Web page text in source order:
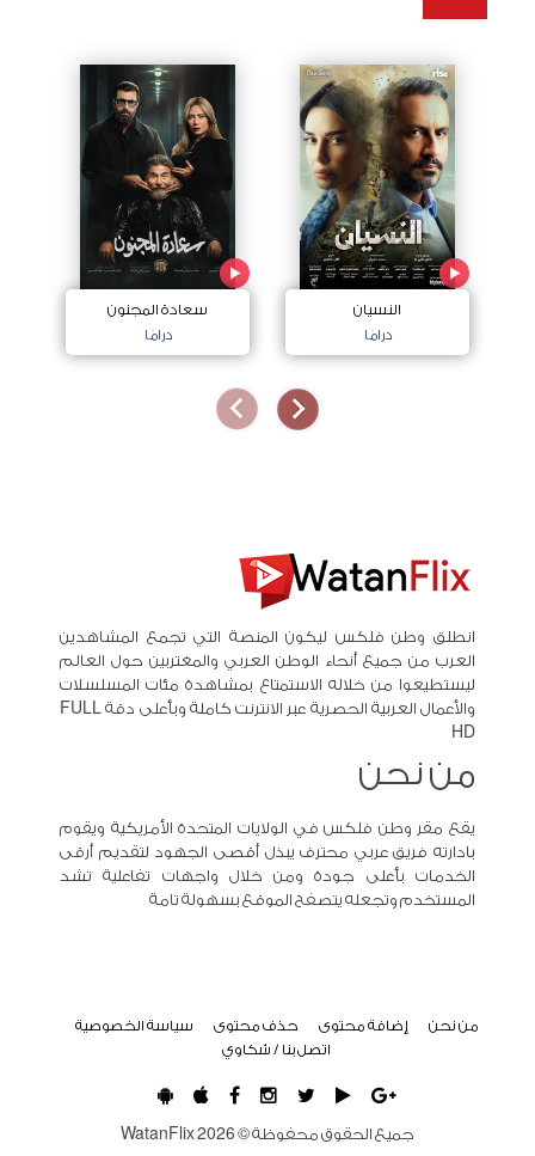
النسيان
دراما
سعادة المجنون
دراما
انطلق وطن فلكس ليكون المنصة التي تجمع المشاهدين
العرب من جميع أنحاء الوطن العربي والمغتربين حول العالم
ليستطيعوا من خلاله الاستمتاع بمشاهدة مئات المسلسلات
والأعمال العربية الحصرية عبر الانترنت كاملة وبأعلى دقة FULL
HD
من نحن
يقع مقر وطن فلكس في الولايات المتحدة الأمريكية ويقوم
بادارته فريق عربي محترف يبذل أقصى الجهود لتقديم أرقى
الخدمات بأعلى جودة ومن خلال واجهات تفاعلية تشد
المستخدم وتجعله يتصفح الموقع بسهولة تامة
من نحن إضافة محتوى حذف محتوى
سياسة الخصوصية
اتصل بنا / شكاوي
جميع الحقوق محفوظة © WatanFlix2026